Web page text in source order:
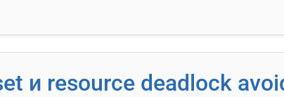
и resource deadlock